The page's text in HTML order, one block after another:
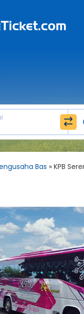
Bas » KPB